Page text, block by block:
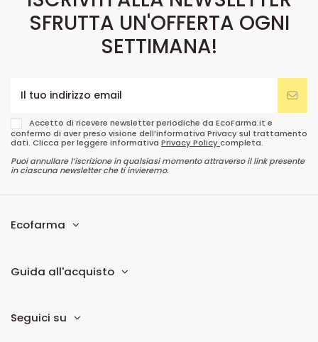
SFRUTTA UN'OFFERTA OGNI
SETTIMANA!
Accetto di ricevere newsletter periodiche da EcoFarma.it e
confermo di aver preso visione dell’informativa Privacy sul trattamento
dati. Clicca per leggere informativa Privacy Policycompleta.
Puoi annullare l’iscrizione in qualsiasi momento attraverso il link presente
in ciascuna newsletter che ti invieremo.
Ecofarma
Guida all'acquisto
Seguici su